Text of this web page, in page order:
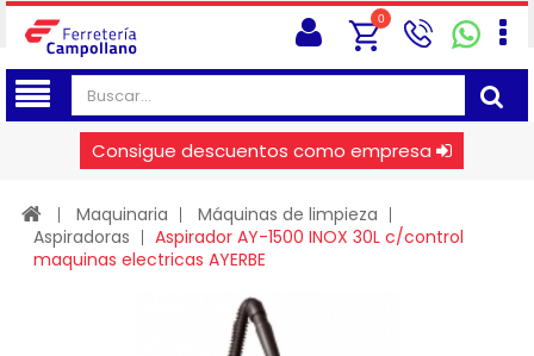
0
Consigue descuentos como empresa
Maquinaria
Máquinas de limpieza
Aspiradoras
Aspirador AY-1500 INOX 30L c/control
maquinas electricas AYERBE